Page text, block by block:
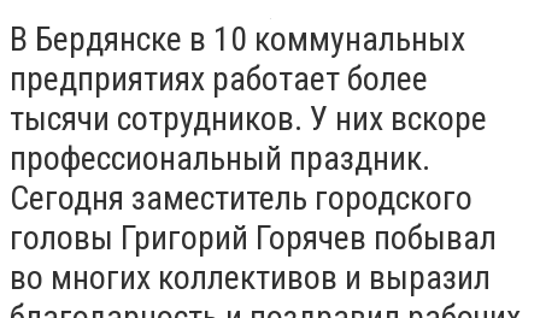
В Бердянске в 10 коммунальных
предприятиях работает более
тысячи сотрудников. У них вскоре
профессиональный праздник.
Сегодня заместитель городского
головы Григорий Горячев побывал
во многих коллективов и выразил